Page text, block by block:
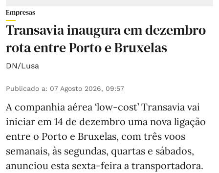
Empresas
Transavia inaugura em dezembro
rota entre Porto e Bruxelas
DN/Lusa
Publicado a: 07 Agosto 2026, 09:57
A companhia aérea ‘low-cost’ Transavia vai
iniciar em 14 de dezembro uma nova ligação
entre o Porto e Bruxelas, com três voos
semanais, às segundas, quartas e sábados,
anunciou esta sexta-feira a transportadora.